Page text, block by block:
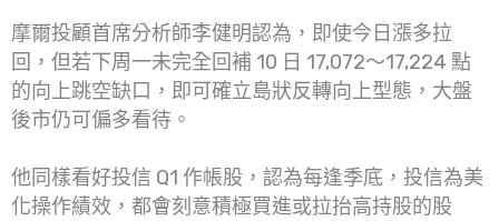
摩爾投顧首席分析師李健明認為，即使今日漲多拉
回，但若下周一未完全回補 10 日 17,072～17,224 點
的向上跳空缺口，即可確立島狀反轉向上型態，大盤
後市仍可偏多看待。
他同樣看好投信 Q1 作帳股，認為每逢季底，投信為美
化操作績效，都會刻意積極買進或拉抬高持股的股